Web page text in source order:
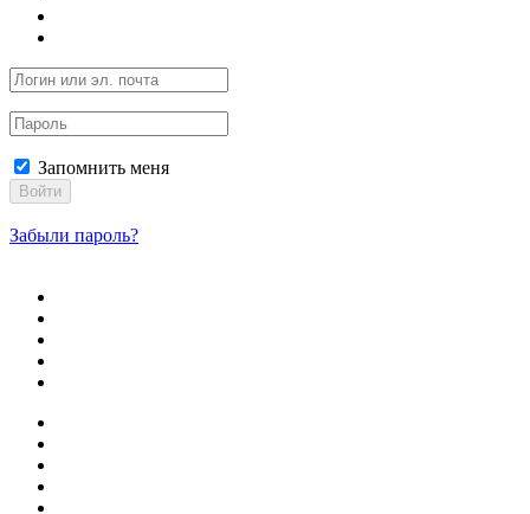
Запомнить меня
Войти
Забыли пароль?